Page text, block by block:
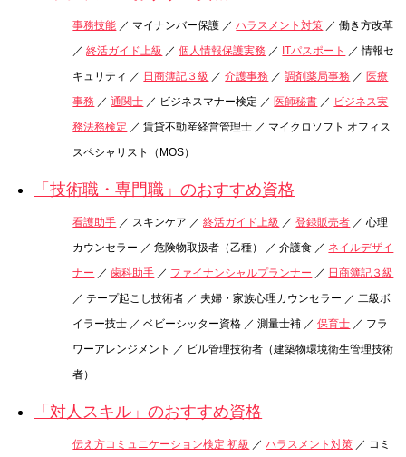
事務技能 ／ マイナンバー保護 ／ハラスメント対策 ／ 働き方改革
／終活ガイド上級 ／個人情報保護実務 ／ ITパスポート ／ 情報セ
キュリティ ／ 日商簿記３級 ／介護事務 ／調剤薬局事務 ／ 医療
事務 ／通関士 ／ ビジネスマナー検定 ／ 医師秘書 ／ ビジネス実
務法務検定 ／ 賃貸不動産経営管理士 ／ マイクロソフト オフィス
スペシャリスト（MOS）
「技術職・専門職」のおすすめ資格
看護助手 ／ スキンケア ／終活ガイド上級 ／登録販売者 ／ 心理
カウンセラー ／ 危険物取扱者（乙種） ／ 介護食 ／ ネイルデザイ
ナー ／歯科助手 ／ ファイナンシャルプランナー ／ 日商簿記３級
／ テープ起こし技術者 ／ 夫婦・家族心理カウンセラー ／ 二級ボ
イラー技士 ／ ベビーシッター資格 ／ 測量士補 ／保育士 ／ フラ
ワーアレンジメント ／ ビル管理技術者（建築物環境衛生管理技術
者）
「対人スキル」のおすすめ資格
伝え方コミュニケーション検定 初級 ／ハラスメント対策 ／ コミ